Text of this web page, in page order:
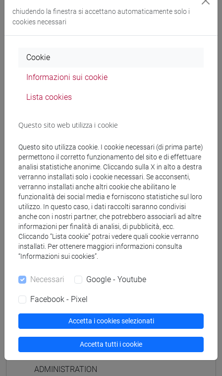
Materiali didattici
Materiali su Moodle
Corsi di studio e percorsi
[FOY] FOUNDATION YEAR - Corso di
Formazione (DM270)
economics and business
Struttura generale dell'insegnamento
ADMINISTRATION
chiudendo la finestra si accettano automaticamente solo i
cookies necessari
Cookie
Informazioni sui cookie
Lista cookies
Questo sito web utilizza i cookie
Questo sito utilizza cookie. I cookie necessari (di prima parte)
permettono il corretto funzionamento del sito e di effettuare
analisi statistiche anonime. Cliccando sulla X in alto a destra
verranno installati solo i cookie necessari. Se acconsenti,
verranno installati anche altri cookie che abilitano le
funzionalità dei social media e forniscono statistiche sul loro
utilizzo. In questo caso, i dati raccolti saranno condivisi
anche con i nostri partner, che potrebbero associarli ad altre
informazioni per finalità di analisi, di pubblicità, ecc.
Cliccando “Lista cookie” potrai vedere quali cookie verranno
installati. Per ottenere maggiori informazioni consulta
“Informazioni sui cookies”.
Necessari Google - Youtube
Facebook - Pixel
Accetta i cookies selezionati
Accetta tutti i cookie